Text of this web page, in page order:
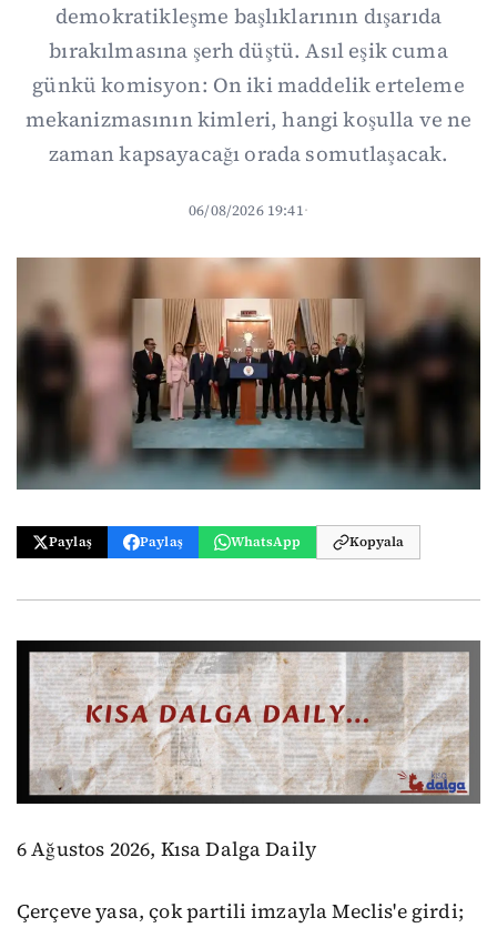
demokratikleşme başlıklarının dışarıda
bırakılmasına şerh düştü. Asıl eşik cuma
günkü komisyon: On iki maddelik erteleme
mekanizmasının kimleri, hangi koşulla ve ne
zaman kapsayacağı orada somutlaşacak.
06/08/2026 19:41·
Paylaş Paylaş WhatsApp Kopyala
6 Ağustos 2026, Kısa Dalga Daily
Çerçeve yasa, çok partili imzayla Meclis'e girdi;